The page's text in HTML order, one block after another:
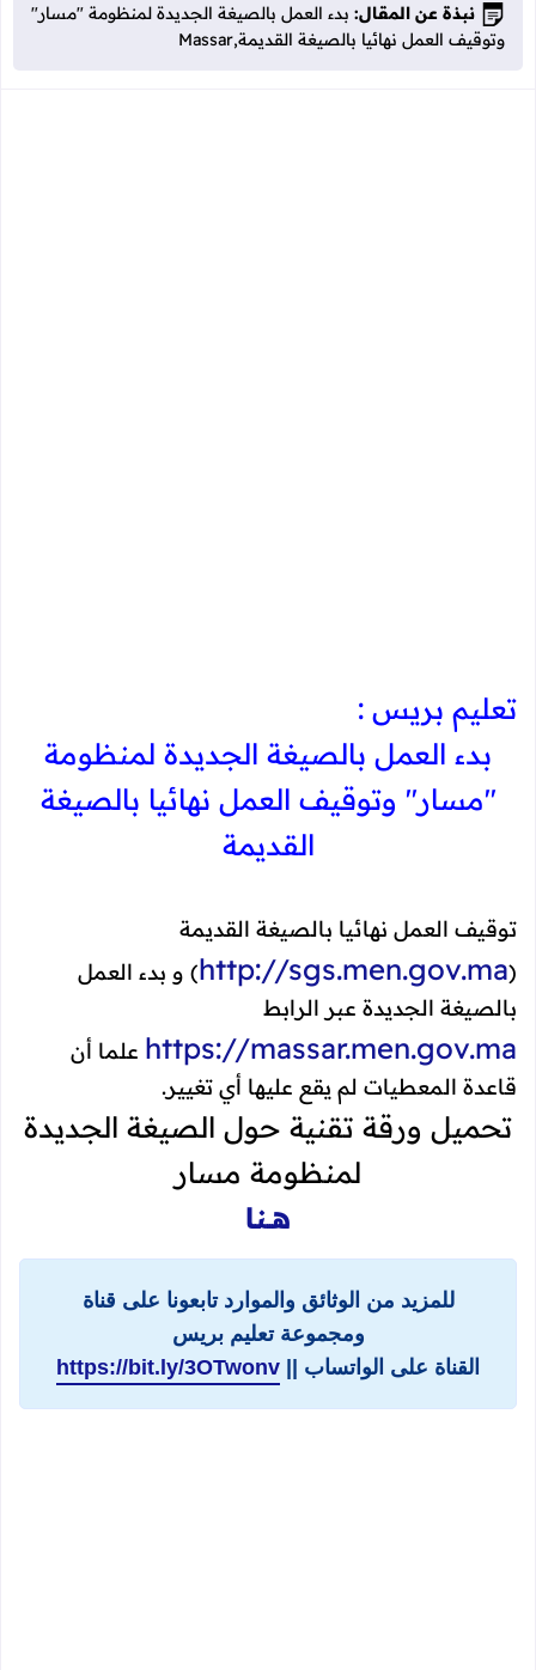
نبذة عن المقال: بدء العمل بالصيغة الجديدة لمنظومة "مسار"
وتوقيف العمل نهائيا بالصيغة القديمة,Massar
تعليم بريس :
بدء العمل بالصيغة الجديدة لمنظومة
"مسار" وتوقيف العمل نهائيا بالصيغة
القديمة
توقيف العمل نهائيا بالصيغة القديمة
(
http://sgs.men.gov.ma) و بدء العمل
بالصيغة الجديدة عبر الرابط
https://massar.men.gov.ma علما أن
قاعدة المعطيات لم يقع عليها أي تغيير.
تحميل ورقة تقنية حول الصيغة الجديدة
لمنظومة مسار
هــنا
للمزيد من الوثائق والموارد تابعونا على قناة
ومجموعة تعليم بريس
القناة على الواتساب || https://bit.ly/3OTwonv